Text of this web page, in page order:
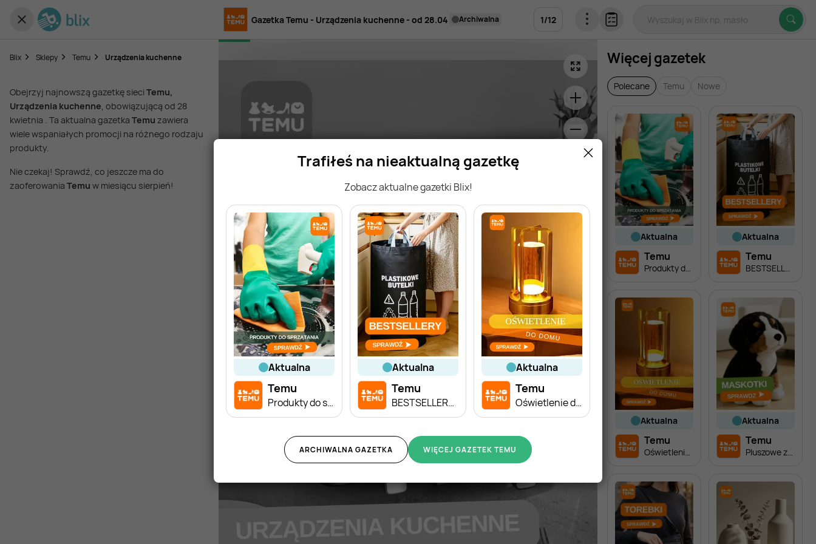
Trafiłeś na nieaktualną gazetkę
Zobacz aktualne gazetki Blix!
aktualna
Temu
Produkty do sprzątania
aktualna
Temu
BESTSELLERY miesiąca
aktualna
Temu
Oświetlenie do domu
WIĘCEJ GAZETEK TEMU
ARCHIWALNA GAZETKA
Gazetka Temu - Urządzenia kuchenne - od 28.04 archiwalna 1/12
Blix Sklepy Temu Urządzenia kuchenne
Obejrzyj najnowszą gazetkę sieci Temu,
Urządzenia kuchenne, obowiązującą od 28
kwietnia . Ta aktualna gazetka Temu zawiera
wiele wspaniałych promocji na różnego rodzaju
produkty.
Nie czekaj! Sprawdź, co jeszcze ma do
zaoferowania Temu w miesiącu sierpień!
Więcej gazetek
Polecane Temu Nowe
aktualna
Temu
Produkty do sprzątania
aktualna
Temu
BESTSELLERY miesiąca
aktualna
Temu
Oświetlenie do domu
aktualna
Temu
Pluszowe zabawki